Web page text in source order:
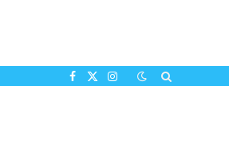
Facebook
X
Instagram